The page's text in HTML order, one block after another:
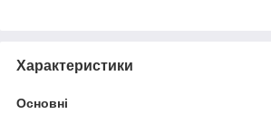
Характеристики
Основні